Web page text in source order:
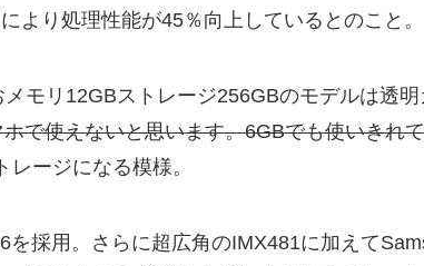
より処理性能が45％向上しているとのこと。
メモリ12GBストレージ256GBのモデルは透
で使えないと思います。6GBでも使いきれ
ージになる模様。
を採用。さらに超広角のIMX481に加えて